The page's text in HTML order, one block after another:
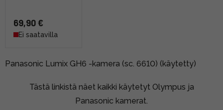
69,90 €
Ei saatavilla
Panasonic Lumix GH6 -kamera (sc. 6610) (käytetty)
Tästä linkistä näet kaikki käytetyt Olympus ja
Panasonic kamerat.